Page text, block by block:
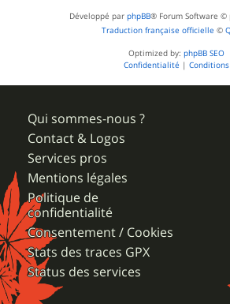
Développé par phpBB® Forum Software ©
Traduction française officielle ©
Optimized by: phpBB SEO
Confidentialité | Conditions
Qui sommes-nous ?
Contact & Logos
Services pros
Mentions légales
Politique de
confidentialité
Consentement / Cookies
Stats des traces GPX
Status des services